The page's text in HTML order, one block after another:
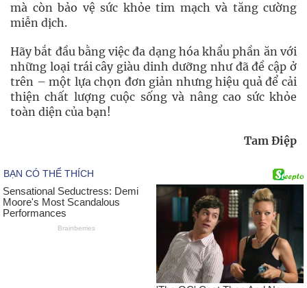
mà còn bảo vệ sức khỏe tim mạch và tăng cường
miễn dịch.
Hãy bắt đầu bằng việc đa dạng hóa khẩu phần ăn với
những loại trái cây giàu dinh dưỡng như đã đề cập ở
trên – một lựa chọn đơn giản nhưng hiệu quả để cải
thiện chất lượng cuộc sống và nâng cao sức khỏe
toàn diện của bạn!
Tam Điệp